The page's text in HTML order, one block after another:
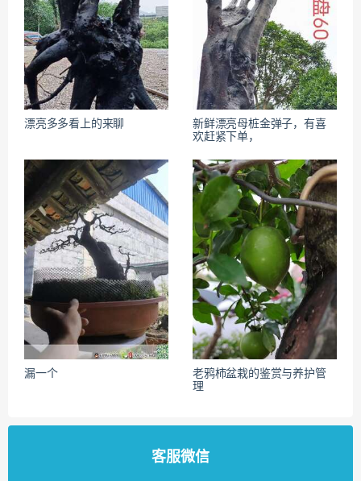
漂亮多多看上的来聊
新鲜漂亮母桩金弹子，有喜
欢赶紧下单，
漏一个
老鸦柿盆栽的鉴赏与养护管
理
客服微信